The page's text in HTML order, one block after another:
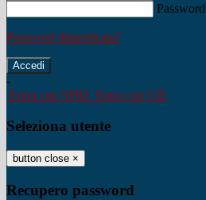
Password
Password dimenticata?
-
Entra con SPID Entra con CIE
Seleziona utente
button close ×
Recupero password